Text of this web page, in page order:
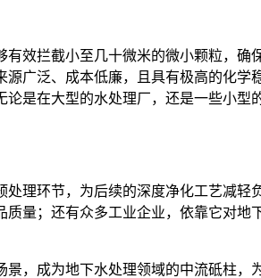
效拦截小至几十微米的微小颗粒，
广泛、成本低廉，且具有极高的化
是在大型的水处理厂，还是一些小
理环节，为后续的深度净化工艺减
量；还有众多工业企业，依靠它对
，成为地下水处理领域的中流砥柱